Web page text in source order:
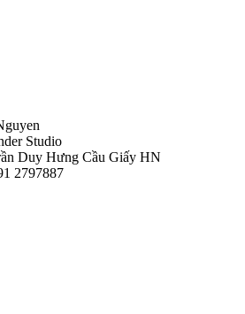
Studio
Duy Hưng Cầu Giấy HN
2797887